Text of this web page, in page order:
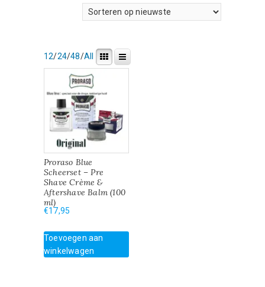
12/24/48/All
Proraso Blue
Scheerset – Pre
Shave Crème &
Aftershave Balm (100
ml)
€17,95
Toevoegen aan
winkelwagen